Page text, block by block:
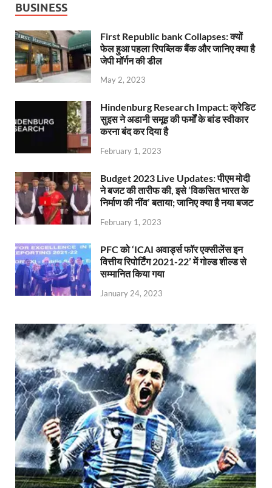
BUSINESS
First Republic bank Collapses: क्यों
फेल हुआ पहला रिपब्लिक बैंक और जानिए क्या है
जेपी मॉर्गन की डील
May 2, 2023
Hindenburg Research Impact: क्रेडिट
सुइस ने अडानी समूह की फर्मों के बांड स्वीकार
करना बंद कर दिया है
February 1, 2023
Budget 2023 Live Updates: पीएम मोदी
ने बजट की तारीफ की, इसे ‘विकसित भारत के
निर्माण की नींव’ बताया; जानिए क्या है नया बजट
February 1, 2023
PFC को ‘ICAI अवार्ड्स फॉर एक्सीलेंस इन
वित्तीय रिपोर्टिंग 2021-22’ में गोल्ड शील्ड से
सम्मानित किया गया
January 24, 2023